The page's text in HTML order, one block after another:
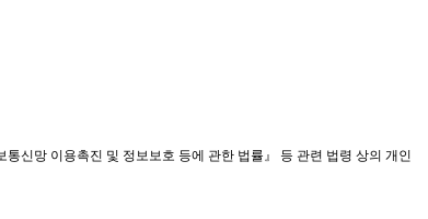
신망 이용촉진 및 정보보호 등에 관한 법률』 등 관련 법령 상의 개인